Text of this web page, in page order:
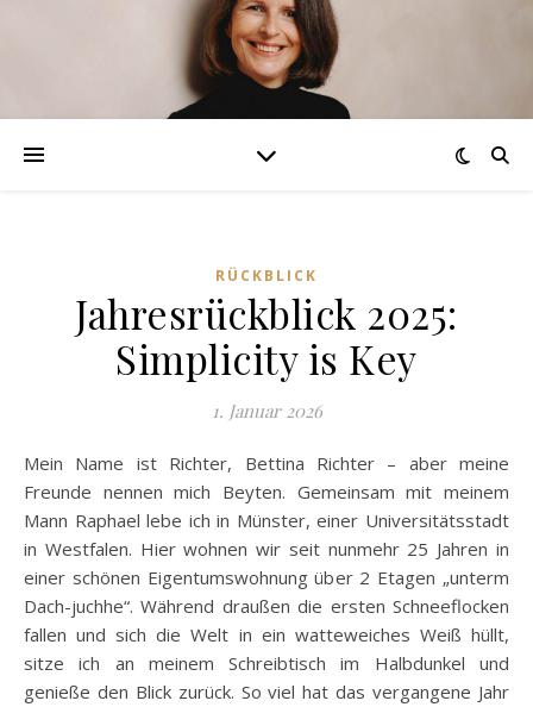
RÜCKBLICK
Jahresrückblick 2025:
Simplicity is Key
1. Januar 2026
Mein Name ist Richter, Bettina Richter – aber meine
Freunde nennen mich Beyten. Gemeinsam mit meinem
Mann Raphael lebe ich in Münster, einer Universitätsstadt
in Westfalen. Hier wohnen wir seit nunmehr 25 Jahren in
einer schönen Eigentumswohnung über 2 Etagen „unterm
Dach-juchhe“. Während draußen die ersten Schneeflocken
fallen und sich die Welt in ein watteweiches Weiß hüllt,
sitze ich an meinem Schreibtisch im Halbdunkel und
genieße den Blick zurück. So viel hat das vergangene Jahr